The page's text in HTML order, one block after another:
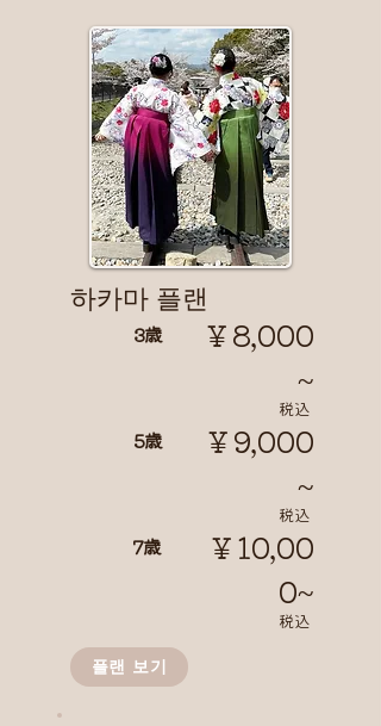
​하카마 플랜
3歳
￥8,000
~
​税込
5歳
￥9,000
~
​税込
7歳
￥10,00
0~
​税込
플랜 보기